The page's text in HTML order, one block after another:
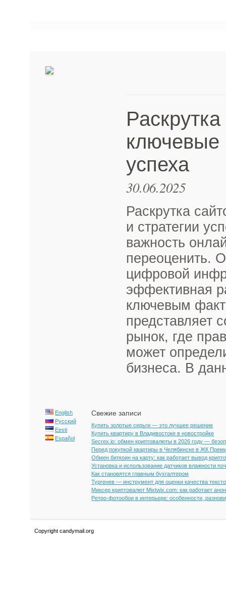
ключевые
успеха
30.06.2025
Раскрутка
и стратегии
важность
переоценить.
цифровой
эффективная
ключевым
представляет
рынок, где
может
бизнеса. В
English
Русский
Eesti
Español
Свежие записи
Купить золотые серьги — это лучшее решение
Купить квартиру в Владивостоке в новостройке
Secrex.io: обмен криптовалюты в 2026 году —
Перед покупкой квартиры в Челябинске в ЖК
Обмен биткоин на карту: как работает вывод
Установка и использование датчиков влажности
Как становятся главным бухгалтером
Тургенев — инструмент для оценки качества
Миксер криптовалют Mixtwix.com: как работает
Ретро-фотообои в интерьере: особенности,
Copyright candymail.org